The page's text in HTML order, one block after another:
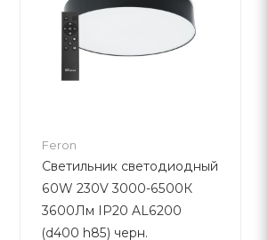
Feron
Светильник светодиодный
60W 230V 3000-6500К
3600Лм IP20 AL6200
(d400 h85) черн.